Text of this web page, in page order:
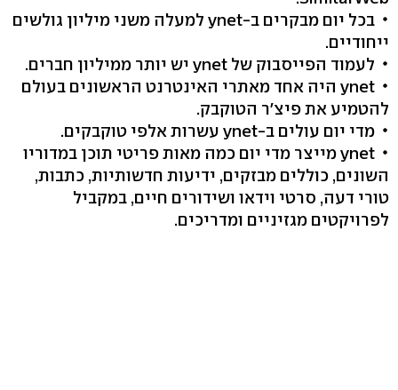
בכל יום מבקרים ב-ynet למעלה משני מיליון גולשים
ייחודיים.
לעמוד הפייסבוק של ynet יש יותר ממיליון חברים.
ynet היה אחד מאתרי האינטרנט הראשונים בעולם
להטמיע את פיצ'ר הטוקבק.
מדי יום עולים ב-ynet עשרות אלפי טוקבקים.
ynet מייצר מדי יום כמה מאות פריטי תוכן במדוריו
השונים, כוללים מבזקים, ידיעות חדשותיות, כתבות,
טורי דעה, סרטי וידאו ושידורים חיים, במקביל
לפרויקטים מגזיניים ומדריכים.